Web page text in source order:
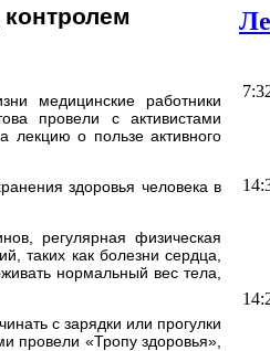
медицинские работники
провели с активистами
лекцию о пользе активного
здоровья человека в
регулярная физическая
таких как болезни сердца,
нормальный вес тела,
с зарядки или прогулки
провели «Тропу здоровья»,